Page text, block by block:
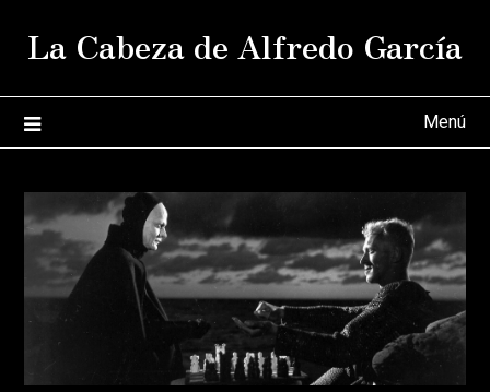
La Cabeza de Alfredo García
Menú